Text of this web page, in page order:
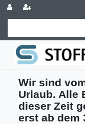
Wir sind
Urlaub. Alle
dieser Zeit
erst ab dem